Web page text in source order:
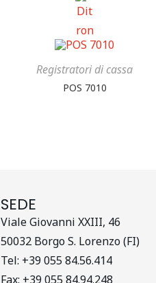
Registratori di cassa
POS 7010
SEDE
Viale Giovanni XXIII, 46
50032 Borgo S. Lorenzo (FI)
Tel: +39 055 84.56.414
Fax: +39 055 84.94.248